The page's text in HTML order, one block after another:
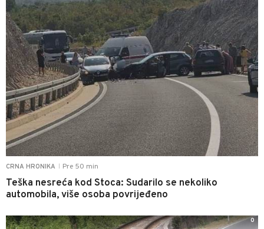
CRNA HRONIKA Pre 50 min
Teška nesreća kod Stoca: Sudarilo se nekoliko
automobila, više osoba povrijeđeno
0